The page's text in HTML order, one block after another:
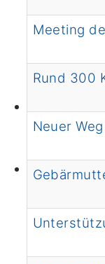
Meeting
Rund 300
Neuer